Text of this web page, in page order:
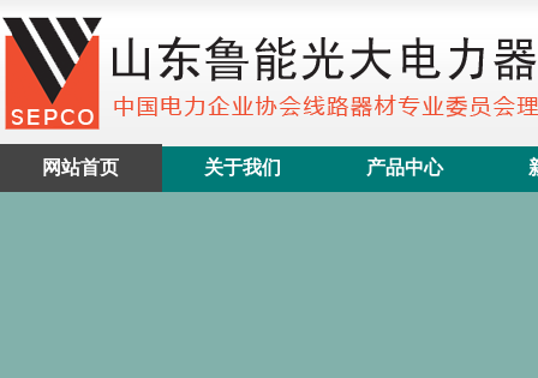
网站首页 关于我们 产品中心